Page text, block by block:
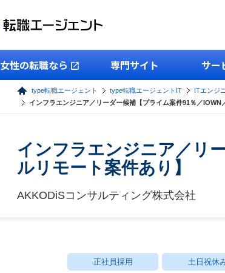
女性の転職なら 専門サイト サー
type転職エージェント type転職エージェントIT ITエンジ
インフラエンジニア／リーダー候補【プライム案件91％／IOWN
インフラエンジニア／リ
ルリモート案件あり】
AKKODiSコンサルティング株式会社
正社員採用 土日祝休